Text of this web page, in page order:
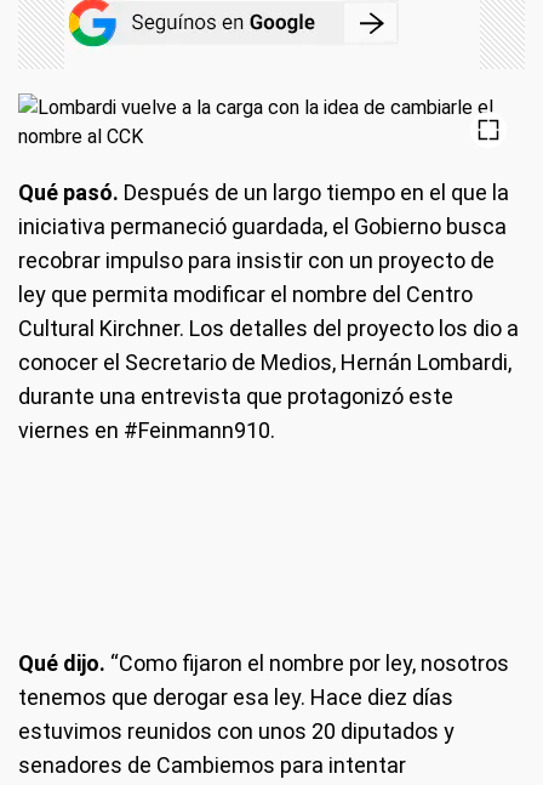
Qué pasó. Después de un largo tiempo en el que la
iniciativa permaneció guardada, el Gobierno busca
recobrar impulso para insistir con un proyecto de
ley que permita modificar el nombre del Centro
Cultural Kirchner. Los detalles del proyecto los dio a
conocer el Secretario de Medios, Hernán Lombardi,
durante una entrevista que protagonizó este
viernes en #Feinmann910.
Qué dijo. “Como fijaron el nombre por ley, nosotros
tenemos que derogar esa ley. Hace diez días
estuvimos reunidos con unos 20 diputados y
senadores de Cambiemos para intentar